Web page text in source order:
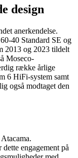
design
anerkendelse.
40 Standard SE og
2013 og 2023 tildelt
Moseco-
række årlige
6 HiFi-system samt
også modtaget den
engagement på